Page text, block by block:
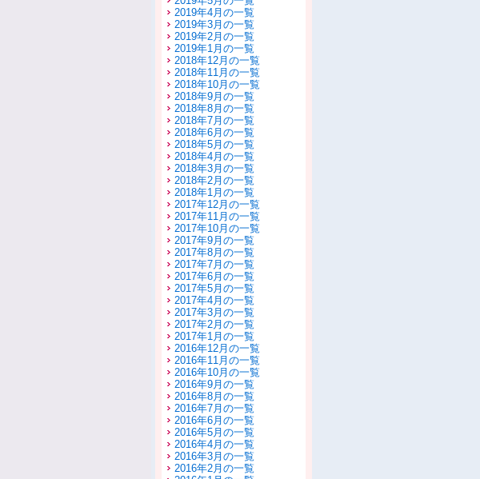
2019年4月の一覧
2019年3月の一覧
2019年2月の一覧
2019年1月の一覧
2018年12月の一覧
2018年11月の一覧
2018年10月の一覧
2018年9月の一覧
2018年8月の一覧
2018年7月の一覧
2018年6月の一覧
2018年5月の一覧
2018年4月の一覧
2018年3月の一覧
2018年2月の一覧
2018年1月の一覧
2017年12月の一覧
2017年11月の一覧
2017年10月の一覧
2017年9月の一覧
2017年8月の一覧
2017年7月の一覧
2017年6月の一覧
2017年5月の一覧
2017年4月の一覧
2017年3月の一覧
2017年2月の一覧
2017年1月の一覧
2016年12月の一覧
2016年11月の一覧
2016年10月の一覧
2016年9月の一覧
2016年8月の一覧
2016年7月の一覧
2016年6月の一覧
2016年5月の一覧
2016年4月の一覧
2016年3月の一覧
2016年2月の一覧